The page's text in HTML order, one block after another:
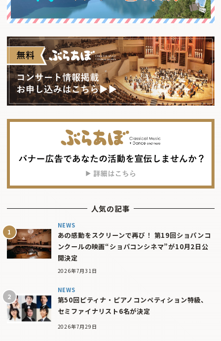
人気の記事
NEWS
あの感動をスクリーンで再び！ 第19回ショパンコ
ンクールの映画“ショパコンシネマ”が10月2日公
開決定
2026年7月31日
NEWS
第50回ピティナ・ピアノコンペティション特級、
セミファイナリスト6名が決定
2026年7月29日